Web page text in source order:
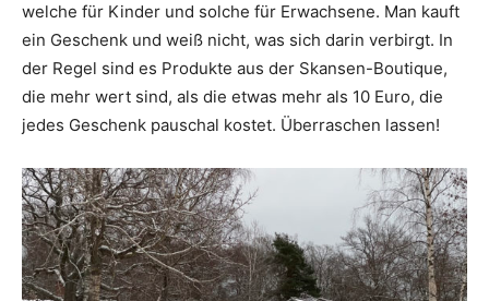
welche für Kinder und solche für Erwachsene. Man kauft
ein Geschenk und weiß nicht, was sich darin verbirgt. In
der Regel sind es Produkte aus der Skansen-Boutique,
die mehr wert sind, als die etwas mehr als 10 Euro, die
jedes Geschenk pauschal kostet. Überraschen lassen!